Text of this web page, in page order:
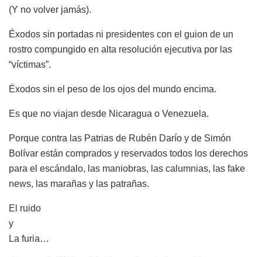
(Y no volver jamás).
Éxodos sin portadas ni presidentes con el guion de un
rostro compungido en alta resolución ejecutiva por las
“víctimas”.
Éxodos sin el peso de los ojos del mundo encima.
Es que no viajan desde Nicaragua o Venezuela.
Porque contra las Patrias de Rubén Darío y de Simón
Bolívar están comprados y reservados todos los derechos
para el escándalo, las maniobras, las calumnias, las fake
news, las marañas y las patrañas.
El ruido
y
La furia…